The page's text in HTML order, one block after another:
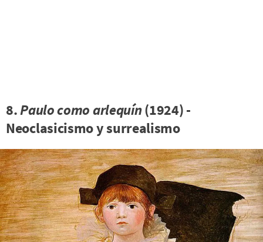
8.Paulo como arlequín(1924) -
Neoclasicismo y surrealismo